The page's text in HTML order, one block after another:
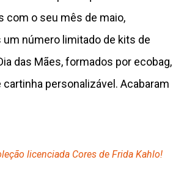
com o seu mês de maio,
número limitado de kits de
das Mães, formados por ecobag,
personalizável. Acabaram
licenciada Cores de Frida Kahlo!